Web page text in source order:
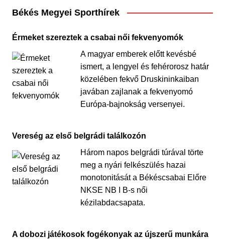
Békés Megyei Sporthírek
Érmeket szereztek a csabai női fekvenyomók
A magyar emberek előtt kevésbé
ismert, a lengyel és fehérorosz határ
közelében fekvő Druskininkaiban
javában zajlanak a fekvenyomó
Európa-bajnokság versenyei.
Vereség az első belgrádi találkozón
Három napos belgrádi túrával törte
meg a nyári felkészülés hazai
monotonitását a Békéscsabai Előre
NKSE NB I B-s női
kézilabdacsapata.
A dobozi játékosok fogékonyak az újszerű munkára